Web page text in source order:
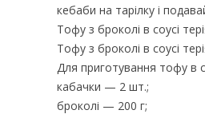
кебаби на тарілку і
Тофу з броколі в соусі
Тофу з броколі в соусі
Для приготування тофу в
кабачки — 2 шт.;
броколі — 200 г;